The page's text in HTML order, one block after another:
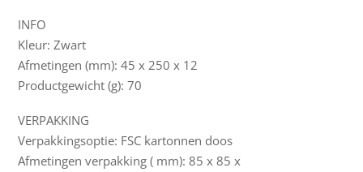
INFO
Kleur: Zwart
Afmetingen (mm): 45 x 250 x 12
Productgewicht (g): 70
VERPAKKING
Verpakkingsoptie: FSC kartonnen doos
Afmetingen verpakking ( mm): 85 x 85 x